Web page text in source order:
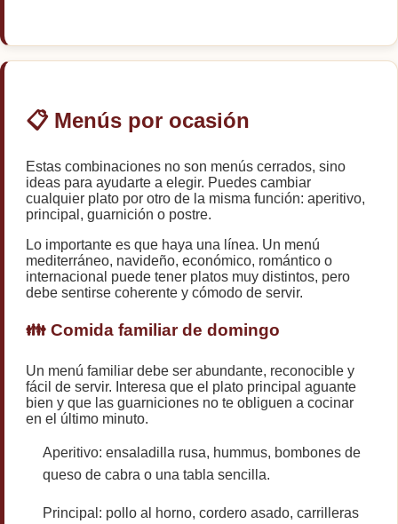
📋 Menús por ocasión
Estas combinaciones no son menús cerrados, sino
ideas para ayudarte a elegir. Puedes cambiar
cualquier plato por otro de la misma función: aperitivo,
principal, guarnición o postre.
Lo importante es que haya una línea. Un menú
mediterráneo, navideño, económico, romántico o
internacional puede tener platos muy distintos, pero
debe sentirse coherente y cómodo de servir.
👪 Comida familiar de domingo
Un menú familiar debe ser abundante, reconocible y
fácil de servir. Interesa que el plato principal aguante
bien y que las guarniciones no te obliguen a cocinar
en el último minuto.
Aperitivo: ensaladilla rusa, hummus, bombones de
queso de cabra o una tabla sencilla.
Principal: pollo al horno, cordero asado, carrilleras